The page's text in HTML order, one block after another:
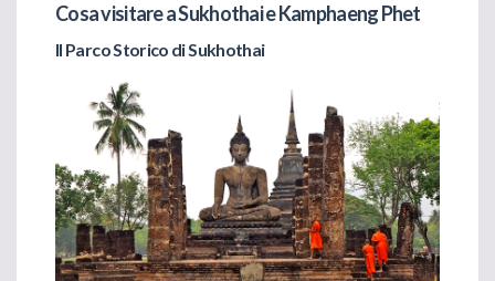
Cosa visitare a Sukhothai e Kamphaeng Phet
Il Parco Storico di Sukhothai